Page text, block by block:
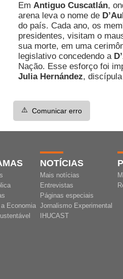
Em Antiguo Cuscatlán,
arena leva o nome de
do país. Cada ano, os
presidentes, visitam o
sua morte, em uma
legislativo concedendo a
Nação. Esse esforço foi
Julia Hernández,
⚠️ Comunicar erro
a Economia
NOTÍCIAS
Mais notícias
Entrevistas
Páginas especiais
Jornalismo Experimental
IHUCAST